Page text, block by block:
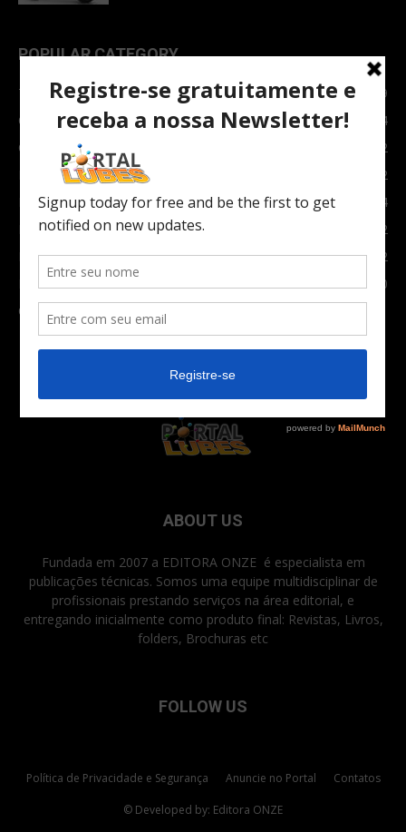
POPULAR CATEGORY
TOPNEWS
7089
Carro e Moto
3764
Carro
2082
Notícias
1852
Indústria
1024
Moto
972
Economia
672
Newsletter
630
Carros Verdes e Novas tecnologias automotivas
ABOUT US
Fundada em 2007 a EDITORA ONZE é especialista em
publicações técnicas. Somos uma equipe multidisciplinar de
profissionais prestando serviços na área editorial, e
entregando inicialmente como produto final: Revistas, Livros,
folders, Brochuras etc
FOLLOW US
Política de Privacidade e Segurança Anuncie no Portal Contatos
© Developed by: Editora ONZE